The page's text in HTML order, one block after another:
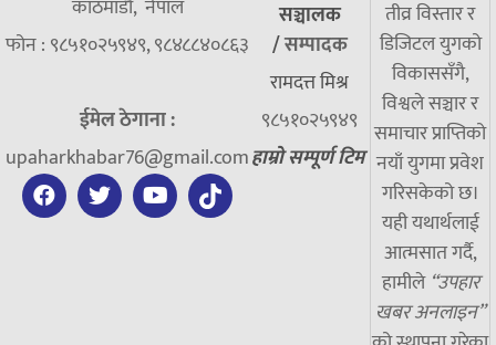
काठमाडौँ, नेपाल
फोन : ९८५१०२५९४९, ९८४८८४०८६३
ईमेल ठेगाना :
upaharkhabar76@gmail.com
सञ्चालक
/सम्पादक
रामदत्त मिश्र
९८५१०२५९४९
हाम्रो सम्पूर्ण टिम
तीव्र विस्तार र
डिजिटल युगको
विकाससँगै,
विश्वले सञ्चार र
समाचार प्राप्तिको
नयाँ युगमा प्रवेश
गरिसकेको छ।
यही यथार्थलाई
आत्मसात गर्दै,
हामीले “उपहार
खबर अनलाइन”